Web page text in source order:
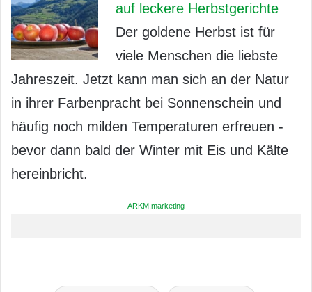
auf leckere Herbstgerichte
Der goldene Herbst ist für
viele Menschen die liebste
Jahreszeit. Jetzt kann man sich an der Natur
in ihrer Farbenpracht bei Sonnenschein und
häufig noch milden Temperaturen erfreuen -
bevor dann bald der Winter mit Eis und Kälte
hereinbricht.
ARKM.marketing